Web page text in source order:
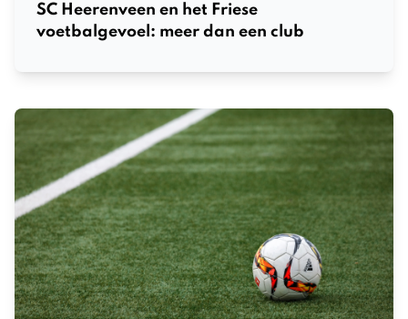
SC Heerenveen en het Friese
voetbalgevoel: meer dan een club